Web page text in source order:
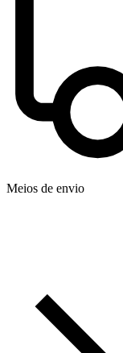
Meios de envio